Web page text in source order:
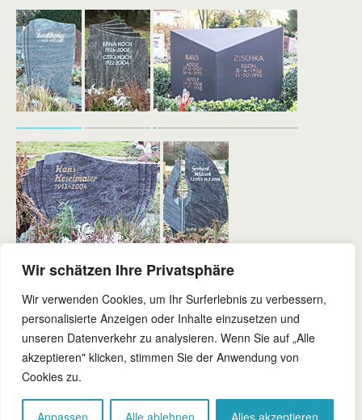
Wir schätzen Ihre Privatsphäre
Wir verwenden Cookies, um Ihr Surferlebnis zu verbessern,
personalisierte Anzeigen oder Inhalte einzusetzen und
unseren Datenverkehr zu analysieren. Wenn Sie auf „Alle
akzeptieren" klicken, stimmen Sie der Anwendung von
Cookies zu.
Anpassen Alle ablehnen Alles akzeptieren
Zum Seitenanfang
Mobil Desktop